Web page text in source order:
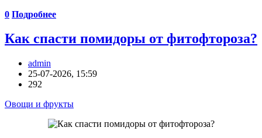
0 Подробнее
Как спасти помидоры от фитофтороза?
admin
25-07-2026, 15:59
292
Овощи и фрукты